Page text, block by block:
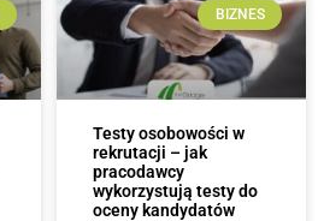
BIZNES
Testy osobowości w
rekrutacji – jak
pracodawcy
wykorzystują testy do
oceny kandydatów